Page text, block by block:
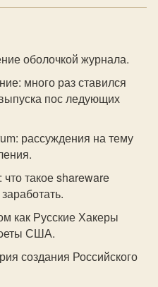
оболочкой журнала.
много раз ставился
пос ледующих
рассуждения на тему
такое shareware
как Русские Хакеры
США.
создания Российского